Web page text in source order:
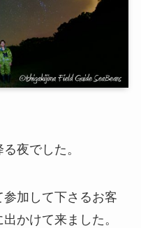
夜でした。
加して下さるお客
かけて来ました。